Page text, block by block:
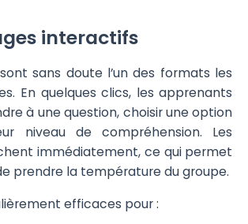
interactifs
sans doute l’un des formats les
En quelques clics, les apprenants
à une question, choisir une option
niveau de compréhension. Les
immédiatement, ce qui permet
prendre la température du groupe.
efficaces pour :